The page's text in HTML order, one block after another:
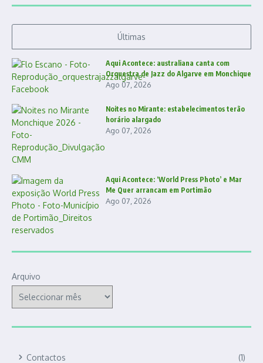
Últimas
Aqui Acontece: australiana canta com
Orquestra de Jazz do Algarve em Monchique
Ago 07, 2026
Noites no Mirante: estabelecimentos terão
horário alargado
Ago 07, 2026
Aqui Acontece: ‘World Press Photo’ e Mar
Me Quer arrancam em Portimão
Ago 07, 2026
Arquivo
Contactos (1)